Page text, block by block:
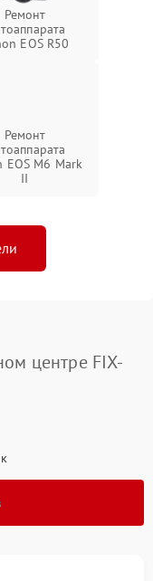
Ремонт
EOS R50
Ремонт
EOS M6 Mark
II
центре FIX-